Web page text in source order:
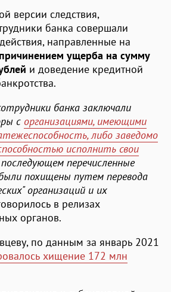
версии следствия,
банка совершали
направленные на
ущерба на сумму
и доведение кредитной
банка заключали
с организациями, имеющими
либо заведомо
исполнить свои
перечисленные
похищены путем перевода
организаций и их
в релизах
органов.
по данным за январь 2021
хищение 172 млн